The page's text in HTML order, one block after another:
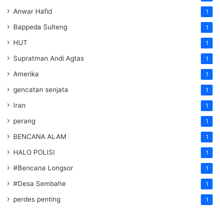
Anwar Hafid 1
Bappeda Sulteng 1
HUT 1
Supratman Andi Agtas 1
Amerika 1
gencatan senjata 1
Iran 1
perang 1
BENCANA ALAM 1
HALO POLISI 1
#Bencana Longsor 1
#Desa Sembahe 1
perdes penting 1